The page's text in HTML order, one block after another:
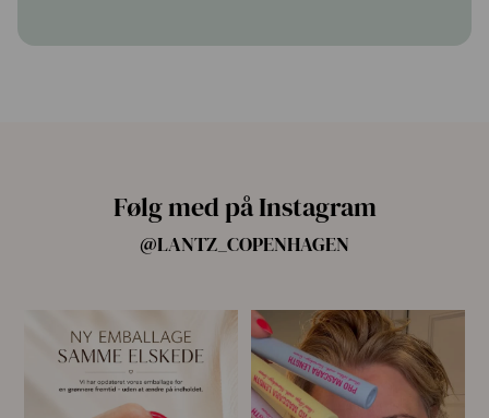
Følg med på Instagram
@LANTZ_COPENHAGEN
🌿 Ny emballage – samme
mascara, du elsker 💗
...
12
For første gang har vi samlet
alle fire Pro...
13